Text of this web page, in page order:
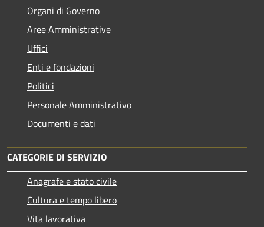
Organi di Governo
Aree Amministrative
Uffici
Enti e fondazioni
Politici
Personale Amministrativo
Documenti e dati
CATEGORIE DI SERVIZIO
Anagrafe e stato civile
Cultura e tempo libero
Vita lavorativa